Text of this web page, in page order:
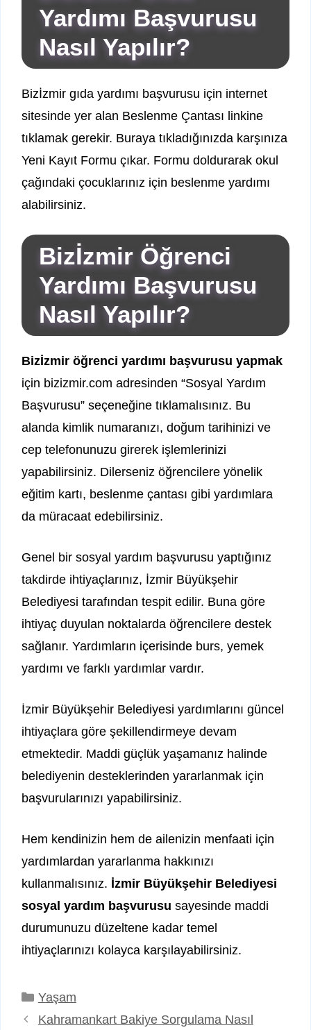
Yardımı Başvurusu
Nasıl Yapılır?
Bizİzmir gıda yardımı başvurusu için internet
sitesinde yer alan Beslenme Çantası linkine
tıklamak gerekir. Buraya tıkladığınızda karşınıza
Yeni Kayıt Formu çıkar. Formu doldurarak okul
çağındaki çocuklarınız için beslenme yardımı
alabilirsiniz.
Bizİzmir Öğrenci
Yardımı Başvurusu
Nasıl Yapılır?
Bizİzmir öğrenci yardımı başvurusu yapmak
için bizizmir.com adresinden “Sosyal Yardım
Başvurusu” seçeneğine tıklamalısınız. Bu
alanda kimlik numaranızı, doğum tarihinizi ve
cep telefonunuzu girerek işlemlerinizi
yapabilirsiniz. Dilerseniz öğrencilere yönelik
eğitim kartı, beslenme çantası gibi yardımlara
da müracaat edebilirsiniz.
Genel bir sosyal yardım başvurusu yaptığınız
takdirde ihtiyaçlarınız, İzmir Büyükşehir
Belediyesi tarafından tespit edilir. Buna göre
ihtiyaç duyulan noktalarda öğrencilere destek
sağlanır. Yardımların içerisinde burs, yemek
yardımı ve farklı yardımlar vardır.
İzmir Büyükşehir Belediyesi yardımlarını güncel
ihtiyaçlara göre şekillendirmeye devam
etmektedir. Maddi güçlük yaşamanız halinde
belediyenin desteklerinden yararlanmak için
başvurularınızı yapabilirsiniz.
Hem kendinizin hem de ailenizin menfaati için
yardımlardan yararlanma hakkınızı
kullanmalısınız. İzmir Büyükşehir Belediyesi
sosyal yardım başvurusu sayesinde maddi
durumunuzu düzeltene kadar temel
ihtiyaçlarınızı kolayca karşılayabilirsiniz.
Kategoriler
Yaşam
Kahramankart Bakiye Sorgulama Nasıl